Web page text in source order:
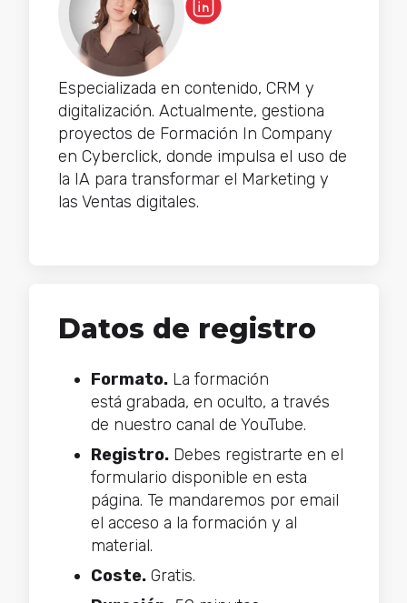
Especializada en contenido, CRM y
digitalización. Actualmente, gestiona
proyectos de Formación In Company
en Cyberclick, donde impulsa el uso de
la IA para transformar el Marketing y
las Ventas digitales.
Datos de registro
Formato.La formación
está grabada, en oculto, a través
de nuestro canal de YouTube.
Registro.Debes registrarte en el
formulario disponible en esta
página. Te mandaremos por email
el acceso a la formación y al
material.
Coste.Gratis.